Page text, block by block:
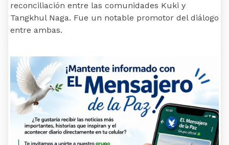
reconciliación entre las comunidades Kuki y
Tangkhul Naga. Fue un notable promotor del diálogo
entre ambas.